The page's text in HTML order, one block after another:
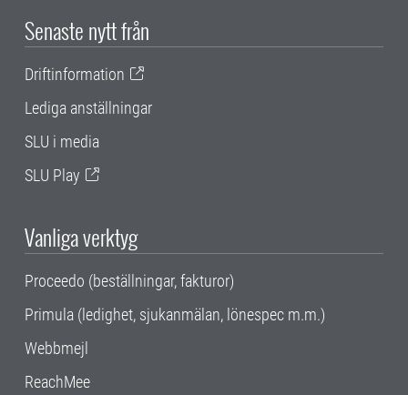
Senaste nytt från
Driftinformation
Lediga anställningar
SLU i media
SLU Play
Vanliga verktyg
Proceedo (beställningar, fakturor)
Primula (ledighet, sjukanmälan, lönespec m.m.)
Webbmejl
ReachMee